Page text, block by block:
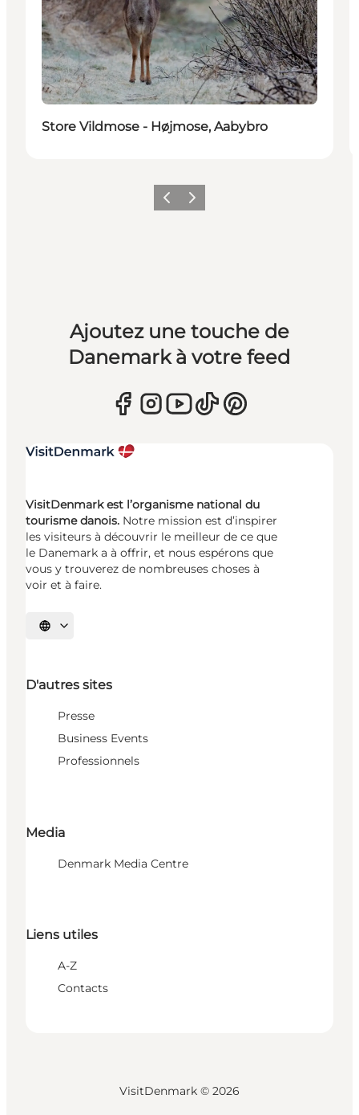
Store Vildmose - Højmose, Aabybro
PrécédentSuivant
Ajoutez une touche de
Danemark à votre feed
VisitDenmark est l’organisme national du
tourisme danois. Notre mission est d’inspirer
les visiteurs à découvrir le meilleur de ce que
le Danemark a à offrir, et nous espérons que
vous y trouverez de nombreuses choses à
voir et à faire.
Choisissez la langue
D'autres sites
Presse
Business Events
Professionnels
Media
Denmark Media Centre
Liens utiles
A-Z
Contacts
VisitDenmark © 2026